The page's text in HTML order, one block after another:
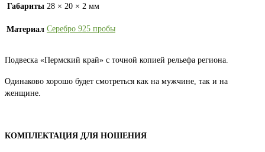
Габариты 28 × 20 × 2 мм
Материал Серебро 925 пробы
Подвеска «Пермский край» с точной копией рельефа региона.
Одинаково хорошо будет смотреться как на мужчине, так и на
женщине.
КОМПЛЕКТАЦИЯ ДЛЯ НОШЕНИЯ